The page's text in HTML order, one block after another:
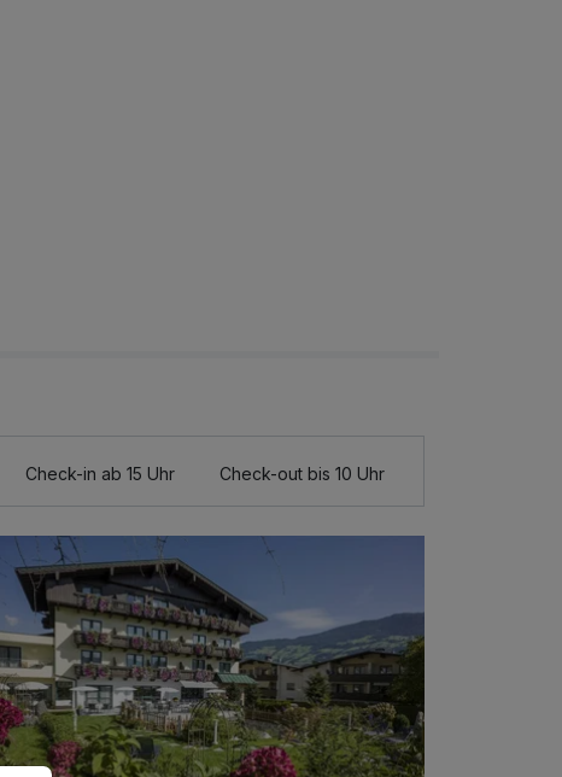
Check-in ab 15 Uhr Check-out bis 10 Uhr